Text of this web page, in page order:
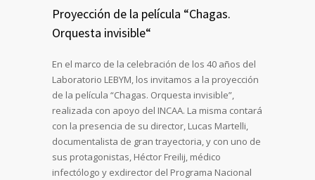
Proyección de la película “Chagas.
Orquesta invisible“
En el marco de la celebración de los 40 años del
Laboratorio LEBYM, los invitamos a la proyección
de la película “Chagas. Orquesta invisible”,
realizada con apoyo del INCAA. La misma contará
con la presencia de su director, Lucas Martelli,
documentalista de gran trayectoria, y con uno de
sus protagonistas, Héctor Freilij, médico
infectólogo y exdirector del Programa Nacional